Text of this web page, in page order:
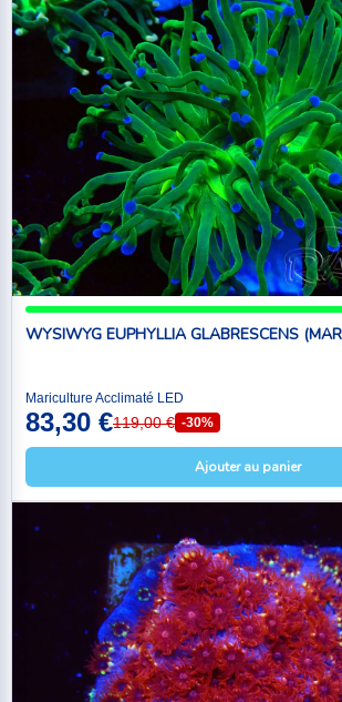
WYSIWYG EUPHYLLIA GLABRESCENS
Mariculture Acclimaté LED
83,30 €119,00 € -30%
Ajouter au panier